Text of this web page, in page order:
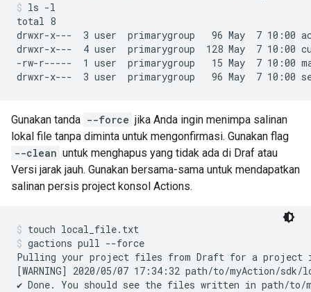
ls -l
total 8
drwxr-x---  3 user  primarygroup   96 May  7 10:00
drwxr-x---  4 user  primarygroup  128 May  7 10:00
-rw-r-----  1 user  primarygroup   15 May  7 10:00
Gunakan tanda --force jika Anda ingin menimpa salinan
lokal file tanpa diminta untuk mengonfirmasi. Gunakan flag
--clean untuk menghapus yang tidak ada di Draf atau
Versi jarak jauh. Gunakan bersama-sama untuk mendapatkan
salinan persis project konsol Actions.
touch local_file.txt
gactions pull --force
Pulling your project files from Draft for a project
[WARNING] 2020/05/07 17:34:32 path/to/